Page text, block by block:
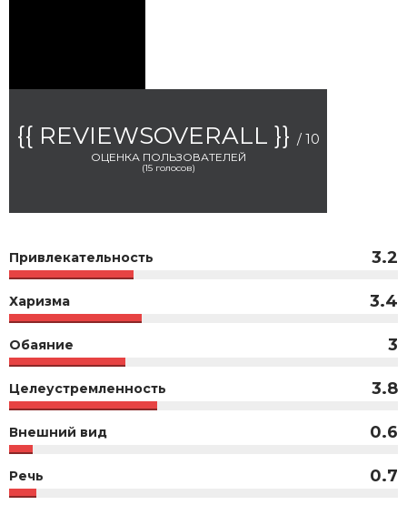
{{ REVIEWSOVERALL }} / 10
ОЦЕНКА ПОЛЬЗОВАТЕЛЕЙ
(15голосов)
Привлекательность 3.2
Харизма 3.4
Обаяние 3
Целеустремленность 3.8
Внешний вид 0.6
Речь 0.7